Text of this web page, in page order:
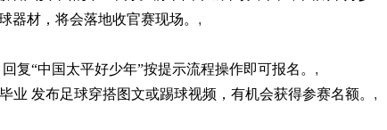
器材，将会落地收官赛现场。 ,
复“中国太平好少年”按提示流程操作即可报名。 ,
业 发布足球穿搭图文或踢球视频，有机会获得参赛名额。 ,